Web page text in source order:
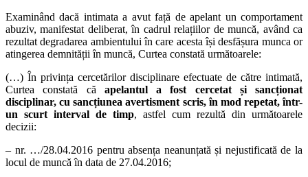
Examinând dacă intimata a avut față de apelant un comportament
abuziv, manifestat deliberat, în cadrul relațiilor de muncă, având ca
rezultat degradarea ambientului în care acesta își desfășura munca or
atingerea demnității în muncă, Curtea constată următoarele:
(…) În privința cercetărilor disciplinare efectuate de către intimată,
Curtea constată că apelantul a fost cercetat și sancționat
disciplinar, cu sancțiunea avertisment scris, în mod repetat, într-
un scurt interval de timp, astfel cum rezultă din următoarele
decizii:
– nr. …/28.04.2016 pentru absența neanunțată și nejustificată de la
locul de muncă în data de 27.04.2016;